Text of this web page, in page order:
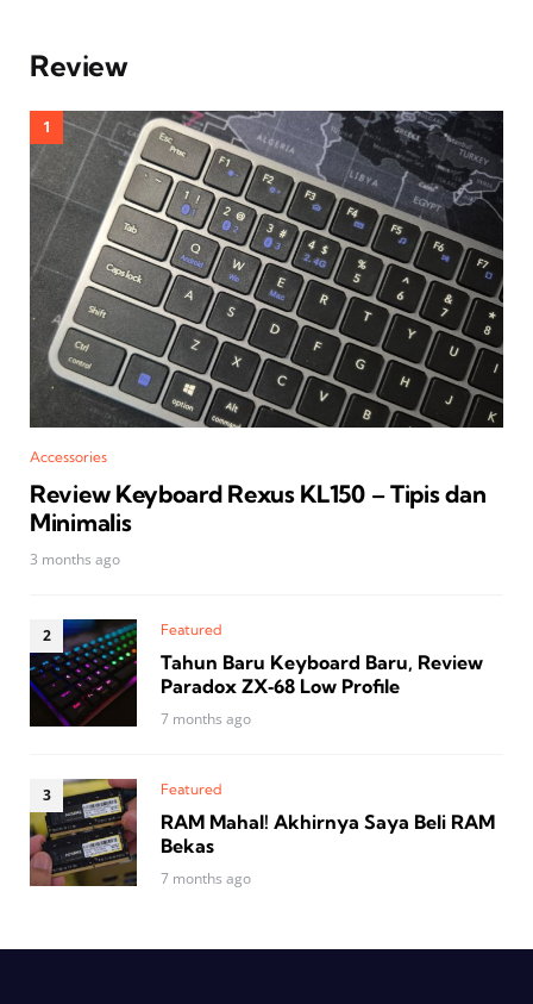
Review
Accessories
Review Keyboard Rexus KL150 – Tipis dan
Minimalis
3 months ago
Featured
Tahun Baru Keyboard Baru, Review
Paradox ZX‑68 Low Profile
7 months ago
Featured
RAM Mahal! Akhirnya Saya Beli RAM
Bekas
7 months ago